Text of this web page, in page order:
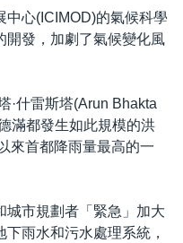
中心(ICIMOD)的氣候科學
開發，加劇了氣候變化風
·什雷斯塔(Arun Bhakta
滿都發生如此規模的洪
來首都降雨量最高的一
城市規劃者「緊急」加大
雨水和污水處理系統，